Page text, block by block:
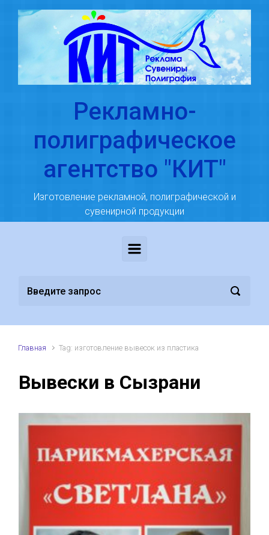
Skip to main content
Рекламно-
полиграфическое
агентство "КИТ"
Изготовление рекламной, полиграфической и
сувенирной продукции
Главная Tag: изготовление вывесок из пластика
Вывески в Сызрани